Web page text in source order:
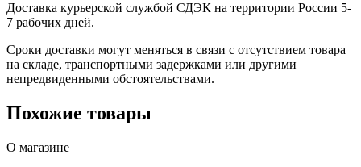
Доставка курьерской службой СДЭК на территории России 5-
7 рабочих дней.
Сроки доставки могут меняться в связи с отсутствием товара
на складе, транспортными задержками или другими
непредвиденными обстоятельствами.
Похожие товары
О магазине